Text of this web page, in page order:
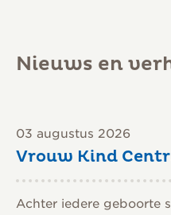
Nieuws en
03 augustus 2026
Vrouw Kind
Achter iedere geboorte